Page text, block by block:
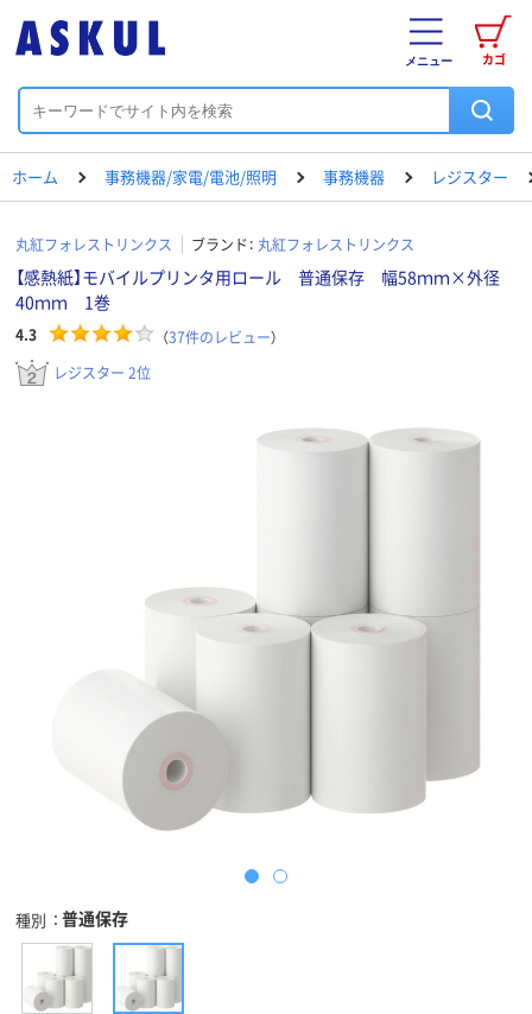
カゴ
メニュー
ホーム 事務機器/家電/電池/照明 事務機器 レジスター
丸紅フォレストリンクス ブランド： 丸紅フォレストリンクス
【感熱紙】モバイルプリンタ用ロール 普通保存 幅58ｍｍ×外径
40ｍｍ 1巻
4.3 （37件のレビュー）
レジスター 2位
種別 普通保存